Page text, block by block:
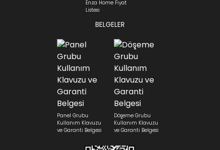
Enza Home Fiyat
Listesi
BELGELER
Panel Grubu
Kullanım Klavuzu
ve Garanti Belgesi
Döşeme Grubu
Kullanım Klavuzu
ve Garanti Belgesi